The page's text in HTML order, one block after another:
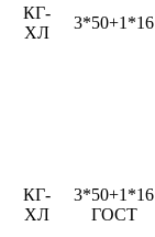
КГ-
ХЛ
3*50+1*16
КГ-
ХЛ
3*50+1*16
ГОСТ